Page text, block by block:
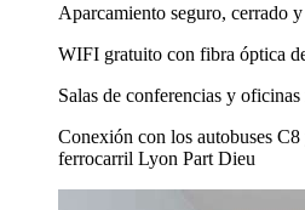
Aparcamiento seguro, cerrado
WIFI gratuito con fibra óptica
Salas de conferencias y oficinas
Conexión con los autobuses
ferrocarril Lyon Part Dieu